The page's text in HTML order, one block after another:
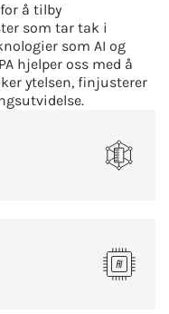
å tilby
som tar tak i
som AI og
hjelper oss med å
ytelsen, finjusterer